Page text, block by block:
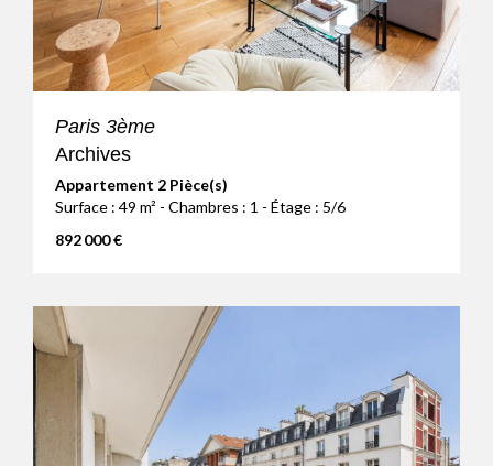
Paris 3ème
Archives
Appartement 2 Pièce(s)
Surface : 49 m² - Chambres : 1 - Étage : 5/6
892 000 €